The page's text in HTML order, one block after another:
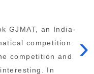
›
GJMAT, an India-
competition.
competition and
In